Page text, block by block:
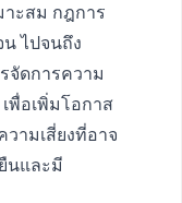
าะสม กฎการ
ไปจนถึง
จัดการความ
พื่อเพิ่มโอกาส
วามเสี่ยงที่อาจ
นและมี